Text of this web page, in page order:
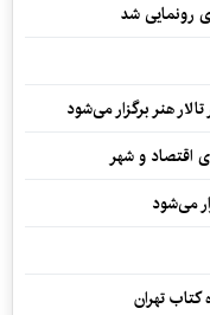
رونمایی شد
هنر برگزار می‌شود
اقتصاد و شهر
می‌شود
کتاب تهران